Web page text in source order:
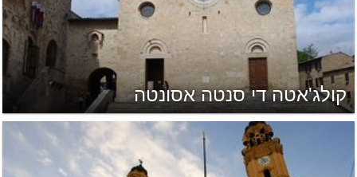
קולג'אטה די סנטה אסונטה